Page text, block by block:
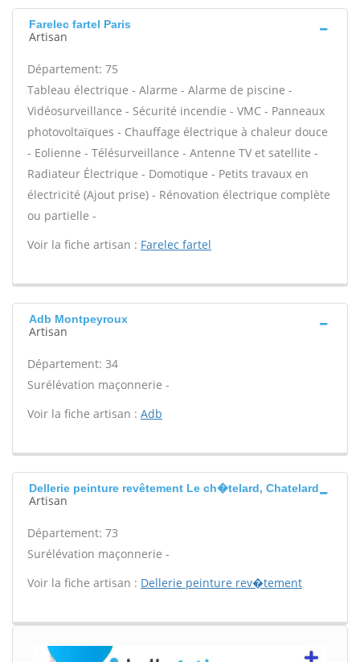
Farelec fartel Paris
Artisan
Département: 75
Tableau électrique - Alarme - Alarme de piscine -
Vidéosurveillance - Sécurité incendie - VMC - Panneaux
photovoltaïques - Chauffage électrique à chaleur douce
- Eolienne - Télésurveillance - Antenne TV et satellite -
Radiateur Électrique - Domotique - Petits travaux en
électricité (Ajout prise) - Rénovation électrique complète
ou partielle -
Voir la fiche artisan : Farelec fartel
Adb Montpeyroux
Artisan
Département: 34
Surélévation maçonnerie -
Voir la fiche artisan : Adb
Dellerie peinture revêtement Le ch�telard, Chatelard
Artisan
Département: 73
Surélévation maçonnerie -
Voir la fiche artisan : Dellerie peinture rev�tement